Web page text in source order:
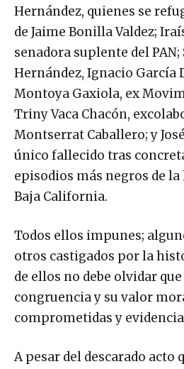
Hernández, quienes se
de Jaime Bonilla Valdez;
senadora suplente del
Hernández, Ignacio García
Montoya Gaxiola, ex
Triny Vaca Chacón,
Montserrat Caballero; y
único fallecido tras
episodios más negros de
Baja California.
Todos ellos impunes;
otros castigados por la
de ellos no debe olvidar
congruencia y su valor
comprometidas y
A pesar del descarado acto